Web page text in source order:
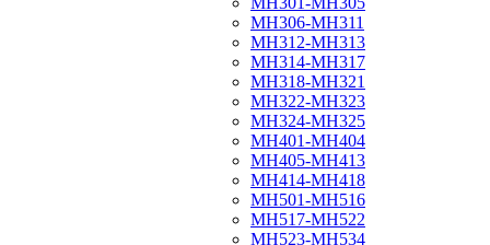
МН306-МН311
МН312-МН313
МН314-МН317
МН318-МН321
МН322-МН323
МН324-МН325
МН401-МН404
МН405-МН413
МН414-МН418
МН501-МН516
МН517-МН522
МН523-МН534